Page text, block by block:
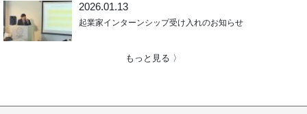
2026.01.13
起業家インターンシップ受け入れのお知らせ
もっと見る 〉